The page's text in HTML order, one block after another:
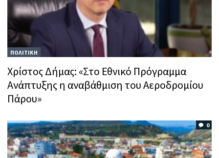
ΠΟΛΙΤΙΚΗ
Χρίστος Δήμας: «Στο Εθνικό Πρόγραμμα
Ανάπτυξης η αναβάθμιση του Αεροδρομίου
Πάρου»
0